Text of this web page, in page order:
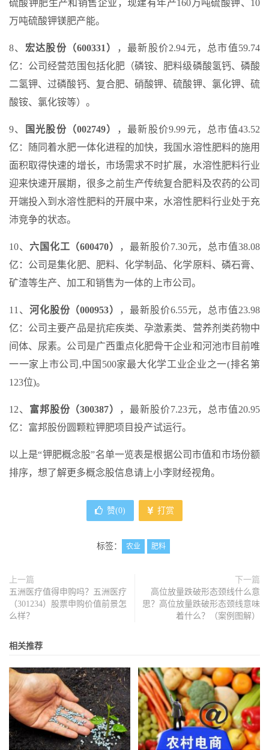
硫酸钾肥生产和销售企业，现建有年产160万吨硫酸钾、10
万吨硫酸钾镁肥产能。
8、 宏达股份（600331）
，最新股价2.94元，总市值59.74
亿：公司经营范围包括化肥（磷铵、肥料级磷酸氢钙、磷酸
二氢钾、过磷酸钙、复合肥、硝酸钾、硫酸钾、氯化钾、硫
酸铵、氯化铵等）。
9、 国光股份（002749）
，最新股价9.99元，总市值43.52
亿：随同着水肥一体化进程的加快，我国水溶性肥料的施用
面积取得快速的增长，市场需求不时扩展，水溶性肥料行业
迎来快速开展期，很多之前生产传统复合肥料及农药的公司
开端投入到水溶性肥料的开展中来，水溶性肥料行业处于充
沛竞争的状态。
10、 六国化工（600470）
，最新股价7.30元，总市值38.08
亿：公司是集化肥、肥料、化学制品、化学原料、磷石膏、
矿渣等生产、加工和销售为一体的上市公司。
11、 河化股份（000953）
，最新股价6.55元，总市值23.98
亿：公司主要产品是抗疟疾类、孕激素类、营养剂类药物中
间体、尿素。公司是广西重点化肥骨干企业和河池市目前唯
一一家上市公司,中国500家最大化学工业企业之一(排名第
123位)。
12、 富邦股份（300387）
，最新股价7.23元，总市值20.95
亿：富邦股份圆颗粒钾肥项目投产试运行。
以上是“钾肥概念股”名单一览表是根据公司市值和市场份额
排序，想了解更多概念股信息请上小李财经视角。
赞(0) 打赏
标签： 农业 肥料
上一篇
五洲医疗值得申购吗？五洲医疗
（301234）股票申购价值前景怎
么样？
下一篇
高位放量跌破形态颈线什么意
思？高位放量跌破形态颈线意味
着什么？（案例图解）
相关推荐